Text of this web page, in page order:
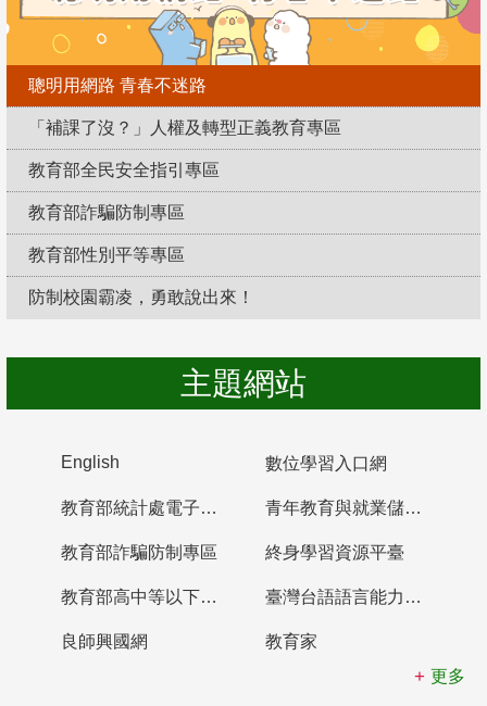
聰明用網路 青春不迷路
「補課了沒？」人權及轉型正義教育專區
教育部全民安全指引專區
教育部詐騙防制專區
教育部性別平等專區
防制校園霸凌，勇敢說出來！
主題網站
English 數位學習入口網
教育部統計處電子書櫃 青年教育與就業儲蓄帳戶
教育部詐騙防制專區 終身學習資源平臺
教育部高中等以下學校及幼兒園教師資格檢定考試 臺灣台語語言能力認證網站
良師興國網
教育家
更多